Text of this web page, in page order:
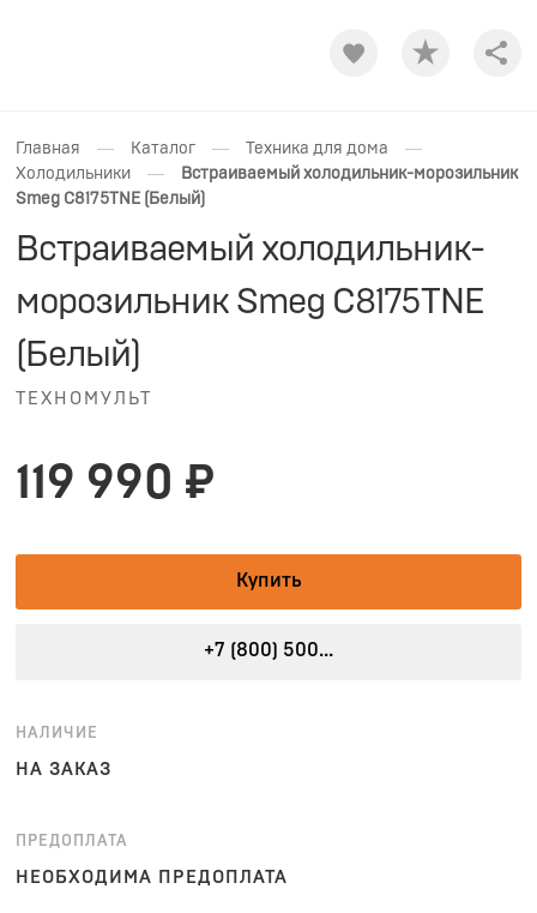
Главная — Каталог — Техника для дома —
Холодильники —
Встраиваемый холодильник-морозильник
Smeg C8175TNE (Белый)
Встраиваемый холодильник-
морозильник Smeg C8175TNE
(Белый)
ТЕХНОМУЛЬТ
119 990 ₽
Купить
+7 (800) 500...
НАЛИЧИЕ
НА ЗАКАЗ
ПРЕДОПЛАТА
НЕОБХОДИМА ПРЕДОПЛАТА